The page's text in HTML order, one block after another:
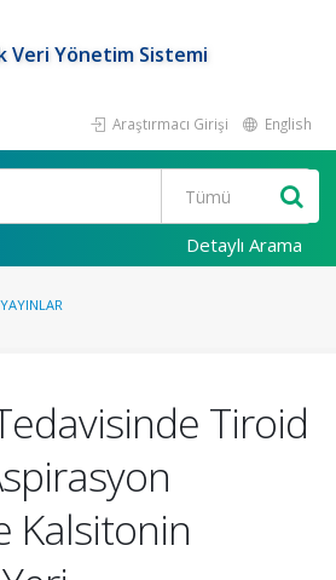
Veri Yönetim Sistemi
Araştırmacı Girişi English
Detaylı Arama
Tiroid
Kalsitonin